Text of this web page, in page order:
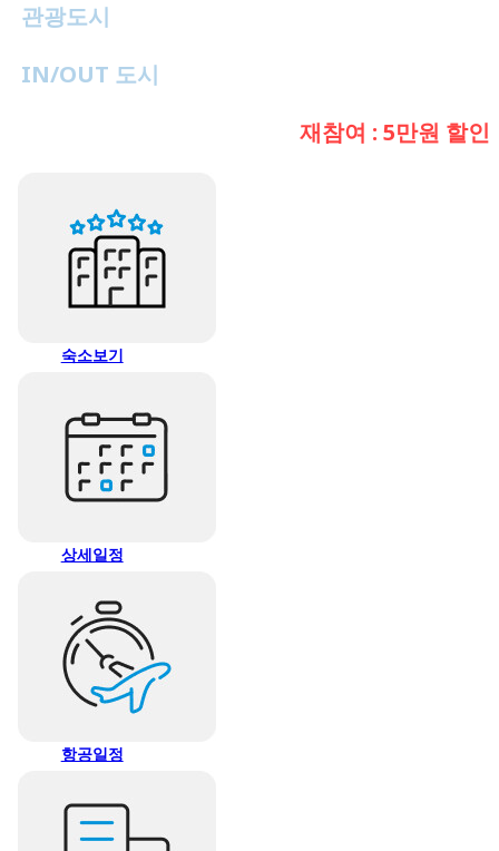
관광도시
IN/OUT 도시
재참여 : 5만원 할인
숙소보기
상세일정
항공일정